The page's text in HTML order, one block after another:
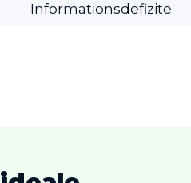
Informationsdefizite